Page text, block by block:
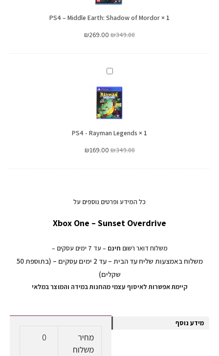
Shadow
of
1
×
PS4 – Middle Earth: Shadow of Mordor
₪349.00
₪269.00
PS4
Rayman
Legends
1
×
PS4 - Rayman Legends
₪349.00
₪169.00
כל המידע ופרטים נוספים על
Xbox One – Sunset Overdrive
משלוח דואר רשום חינם – עד 7 ימים עסקים –
משלוח באמצעות שליח עד הבית – עד 2 ימים עסקים – (בתוספת 50
שקלים)
קיימת אפשרות לאיסוף עצמי מהחנות במידה והמוצר במלאי
מידע נוסף
מחיר
משלוח
0